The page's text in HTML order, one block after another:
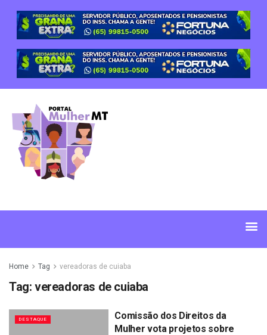
Home Tag vereadoras de cuiaba
Tag: vereadoras de cuiaba
DESTAQUE
Comissão dos Direitos da
Mulher vota projetos sobre